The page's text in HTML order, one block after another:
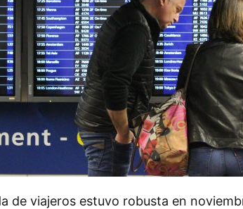
de viajeros estuvo robusta en